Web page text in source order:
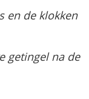
en de klokken
getingel na de